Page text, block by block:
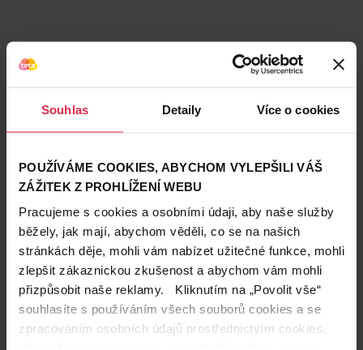
Souhlas Detaily Více o cookies
POUŽÍVÁME COOKIES, ABYCHOM VYLEPŠILI VÁŠ
ZÁŽITEK Z PROHLÍŽENÍ WEBU
Pracujeme s cookies a osobními údaji, aby naše služby
běžely, jak mají, abychom věděli, co se na našich
stránkách děje, mohli vám nabízet užitečné funkce, mohli
zlepšit zákaznickou zkušenost a abychom vám mohli
přizpůsobit naše reklamy. Kliknutím na „Povolit vše“
souhlasíte s používáním všech souborů cookies a se
zpracováním osobních údajů prostřednictvím cookies.
Teta prodejny a služby